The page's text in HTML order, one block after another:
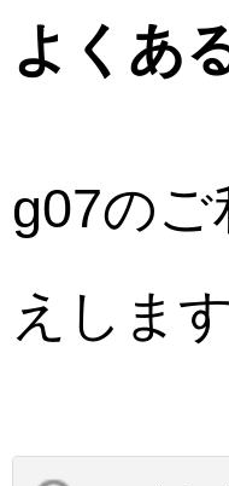
よくあ
g07の
えします